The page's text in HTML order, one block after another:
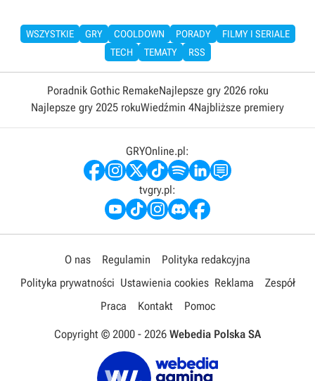
WSZYSTKIE GRY COOLDOWN PORADY
FILMY I SERIALE
TECH
TEMATY RSS
Poradnik Gothic RemakeNajlepsze gry 2026 roku
Najlepsze gry 2025 rokuWiedźmin 4Najbliższe premiery
GRYOnline.pl:
tvgry.pl:
O nas Regulamin
Polityka redakcyjna
Polityka prywatności Ustawienia cookies Reklama
Zespół
Praca
Kontakt Pomoc
Copyright © 2000 - 2026 Webedia Polska SA